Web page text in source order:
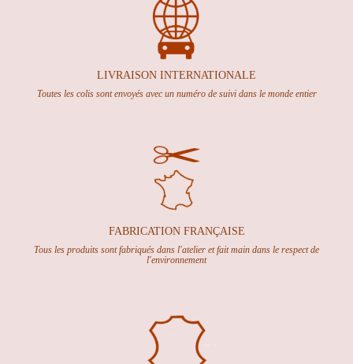
LIVRAISON INTERNATIONALE
Toutes les colis sont envoyés avec un numéro de suivi dans le monde entier
FABRICATION FRANÇAISE
Tous les produits sont fabriqués dans l'atelier et fait main dans le respect de
l'environnement